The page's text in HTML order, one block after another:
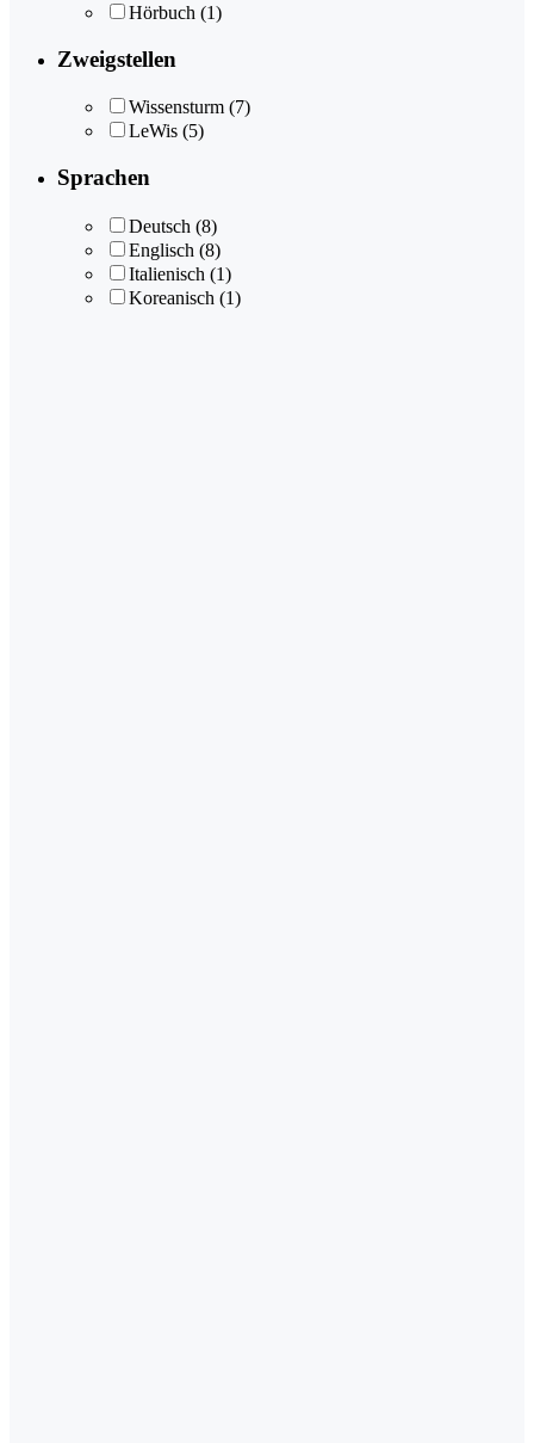
Hörbuch (1)
Zweigstellen
Wissensturm (7)
LeWis (5)
Sprachen
Deutsch (8)
Englisch (8)
Italienisch (1)
Koreanisch (1)